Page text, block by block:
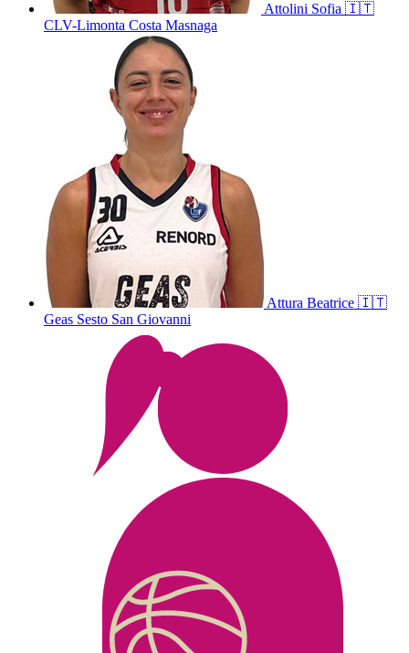
Attolini Sofia 🇮🇹
CLV-Limonta Costa Masnaga
Attura Beatrice 🇮🇹
Geas Sesto San Giovanni